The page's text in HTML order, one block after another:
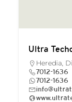
Ultra
Heredia,
7012-1636
7012-1636